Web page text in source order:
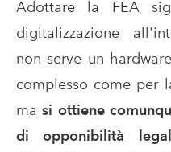
Adottare la FEA
digitalizzazione
non serve un
complesso come per
ma si ottiene
di opponibilità